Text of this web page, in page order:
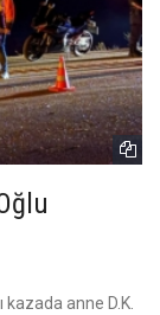
kazada anne D.K.